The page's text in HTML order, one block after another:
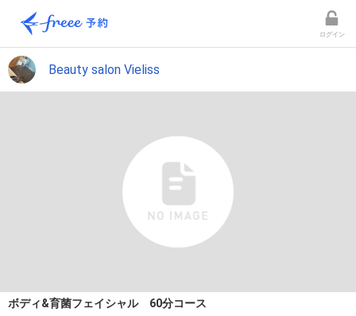
ログイン
Beauty salon Vieliss
ボディ&育菌フェイシャル 60分コース